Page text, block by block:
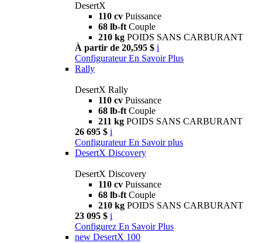
DesertX
110 cv Puissance
68 lb-ft Couple
210 kg POIDS SANS CARBURANT
À partir de 20,595 $ i
Configurateur En Savoir Plus
Rally
DesertX Rally
110 cv Puissance
68 lb-ft Couple
211 kg POIDS SANS CARBURANT
26 695 $ i
Configurateur En Savoir plus
DesertX Discovery
DesertX Discovery
110 cv Puissance
68 lb-ft Couple
210 kg POIDS SANS CARBURANT
23 095 $ i
Configurez En Savoir Plus
new DesertX 100